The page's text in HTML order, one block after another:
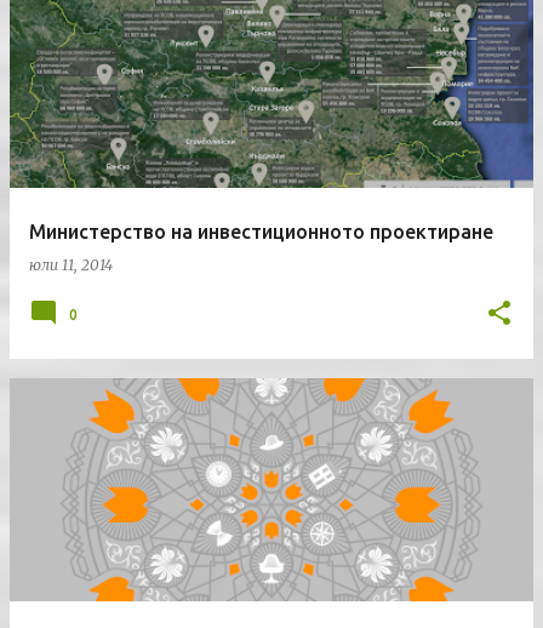
Министерство на инвестиционното проектиране
юли 11, 2014
0